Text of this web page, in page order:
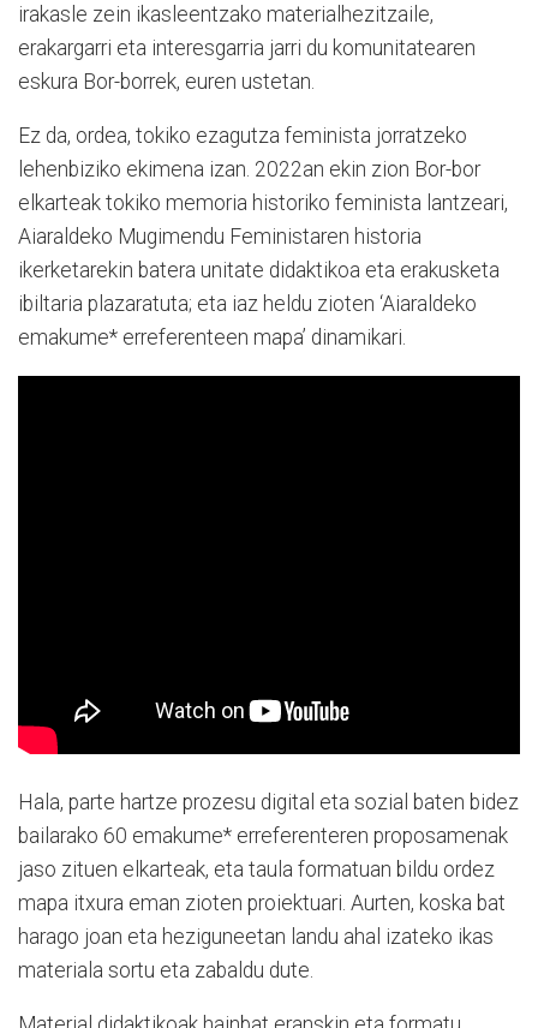
irakasle zein ikasleentzako materialhezitzaile,
erakargarri eta interesgarria jarri du komunitatearen
eskura Bor-borrek, euren ustetan.
Ez da, ordea, tokiko ezagutza feminista jorratzeko
lehenbiziko ekimena izan. 2022an ekin zion Bor-bor
elkarteak tokiko memoria historiko feminista lantzeari,
Aiaraldeko Mugimendu Feministaren historia
ikerketarekin batera unitate didaktikoa eta erakusketa
ibiltaria plazaratuta; eta iaz heldu zioten ‘Aiaraldeko
emakume* erreferenteen mapa’ dinamikari.
Hala, parte hartze prozesu digital eta sozial baten bidez
bailarako 60 emakume* erreferenteren proposamenak
jaso zituen elkarteak, eta taula formatuan bildu ordez
mapa itxura eman zioten proiektuari. Aurten, koska bat
harago joan eta heziguneetan landu ahal izateko ikas
materiala sortu eta zabaldu dute.